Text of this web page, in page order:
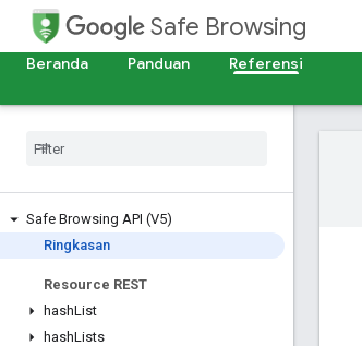
Safe Browsing
Beranda
Panduan Referensi
Safe Browsing API (V5)
Ringkasan
Resource REST
hashList
hashLists